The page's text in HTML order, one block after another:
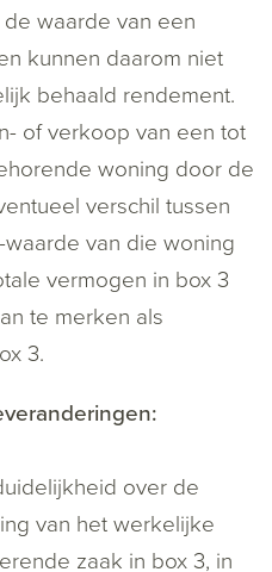
waarde van een
kunnen daarom niet
behaald rendement.
of verkoop van een tot
woning door de
verschil tussen
van die woning
vermogen in box 3
te merken als
3.
over de
van het werkelijke
zaak in box 3, in